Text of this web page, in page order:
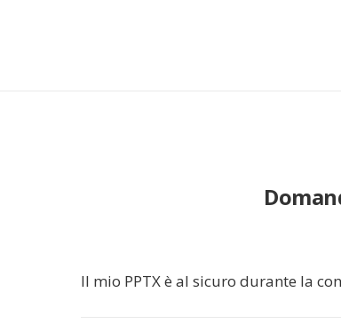
Il mio PPTX è al sicuro durante la